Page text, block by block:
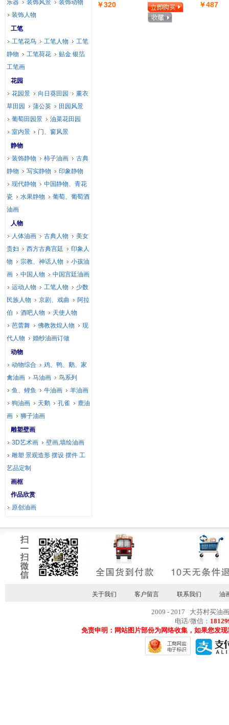
￥320 ￥487
乐器 装饰风景
装饰动物
装饰人物
工笔
工笔花鸟
工笔人物
工笔
静物
工笔荷花
贴金 银箔
工笔画
花园
花园景
向日葵田园
薰衣
草田园
蒲公英
田园风景
葡萄田园景
油菜花田园
室内景
门、窗风景
静物
装饰静物
柿子油画
古典
静物
写实静物
印象静物
现代静物
中国静物、青花
瓷
水果静物
葡萄、葡萄酒
油画
人物
人体油画
古典人物
美女
贵妇
西方古典宫廷
印象人
物
宗教、神话人物
小孩油
画
中国人物
中国宫廷油画
运动人物
工笔人物
少数
民族人物
京剧、戏曲
阿拉
伯
酒吧人物
天使人物
芭蕾舞
佛教敦煌人物
现
代人物
婚纱油画订做
动物
动物综合
鸡、鸭、鹅、家
禽油画
马油画
鸟系列
鱼、鲤鱼
牛油画
羊油画
狗油画
天鹅 孔雀
鹿油
画
狮子油画
雕塑壁画
3D艺术画
壁画,墙绘油画
雕塑 景观造形 摆设 摆件 工
艺品定制
画框
作品欣赏
原创油画
关于我们 客户留言 联系我们 油
2009 - 2017 大芬村买油
电话/微信：
免责申明：网站图片部份为网络收集，如果您发